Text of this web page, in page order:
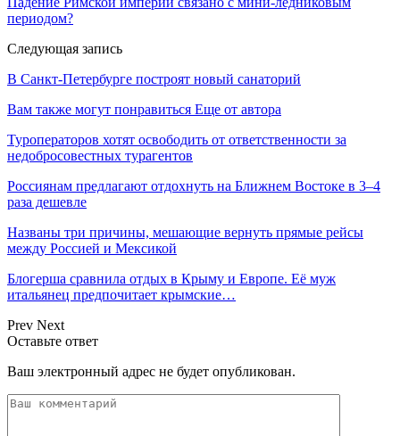
периодом?
Следующая запись
В Санкт-Петербурге построят новый санаторий
Вам также могут понравиться Еще от автора
Туроператоров хотят освободить от ответственности за
недобросовестных турагентов
Россиянам предлагают отдохнуть на Ближнем Востоке в 3–4
раза дешевле
Названы три причины, мешающие вернуть прямые рейсы
между Россией и Мексикой
Блогерша сравнила отдых в Крыму и Европе. Её муж
итальянец предпочитает крымские…
Prev Next
Оставьте ответ
Ваш электронный адрес не будет опубликован.